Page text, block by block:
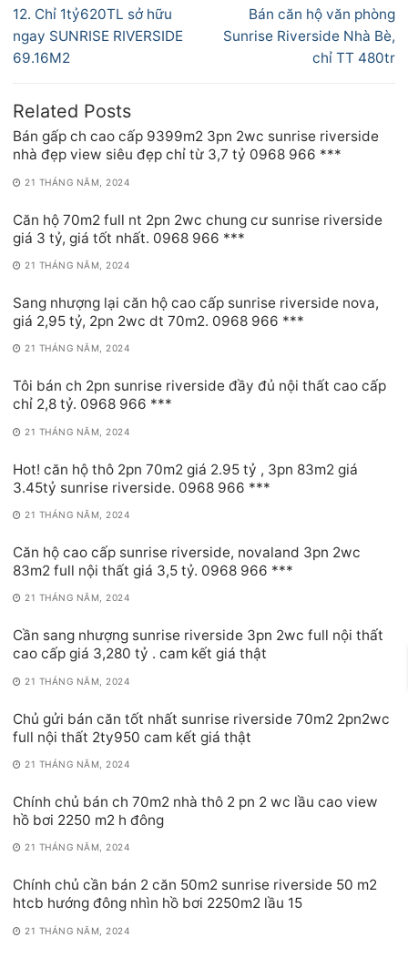
hướng
bài
viết
Previous
post:
12. Chỉ 1tỷ620TL sở hữu
ngay SUNRISE RIVERSIDE
69.16M2
Next
post:
Bán căn hộ văn phòng
Sunrise Riverside Nhà Bè,
chỉ TT 480tr
Related Posts
Bán gấp ch cao cấp 9399m2 3pn 2wc sunrise riverside
nhà đẹp view siêu đẹp chỉ từ 3,7 tỷ 0968 966 ***
21 THÁNG NĂM, 2024
Căn hộ 70m2 full nt 2pn 2wc chung cư sunrise riverside
giá 3 tỷ, giá tốt nhất. 0968 966 ***
21 THÁNG NĂM, 2024
Sang nhượng lại căn hộ cao cấp sunrise riverside nova,
giá 2,95 tỷ, 2pn 2wc dt 70m2. 0968 966 ***
21 THÁNG NĂM, 2024
Tôi bán ch 2pn sunrise riverside đầy đủ nội thất cao cấp
chỉ 2,8 tỷ. 0968 966 ***
21 THÁNG NĂM, 2024
Hot! căn hộ thô 2pn 70m2 giá 2.95 tỷ , 3pn 83m2 giá
3.45tỷ sunrise riverside. 0968 966 ***
21 THÁNG NĂM, 2024
Căn hộ cao cấp sunrise riverside, novaland 3pn 2wc
83m2 full nội thất giá 3,5 tỷ. 0968 966 ***
21 THÁNG NĂM, 2024
Cần sang nhượng sunrise riverside 3pn 2wc full nội thất
cao cấp giá 3,280 tỷ . cam kết giá thật
21 THÁNG NĂM, 2024
Chủ gửi bán căn tốt nhất sunrise riverside 70m2 2pn2wc
full nội thất 2ty950 cam kết giá thật
21 THÁNG NĂM, 2024
Chính chủ bán ch 70m2 nhà thô 2 pn 2 wc lầu cao view
hồ bơi 2250 m2 h đông
21 THÁNG NĂM, 2024
Chính chủ cần bán 2 căn 50m2 sunrise riverside 50 m2
htcb hướng đông nhìn hồ bơi 2250m2 lầu 15
21 THÁNG NĂM, 2024